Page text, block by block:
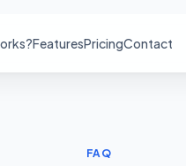
FeaturesPricingContact
FAQ